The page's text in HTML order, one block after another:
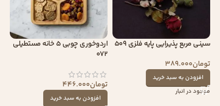
سینی مربع پذیرایی پایه فلزی 509
تومان389.000
افزودن به سبد خرید
موجود در انبار
اردوخوری چوبی 5 خانه مستطیلی
072
تومان446.000
افزودن به سبد خرید